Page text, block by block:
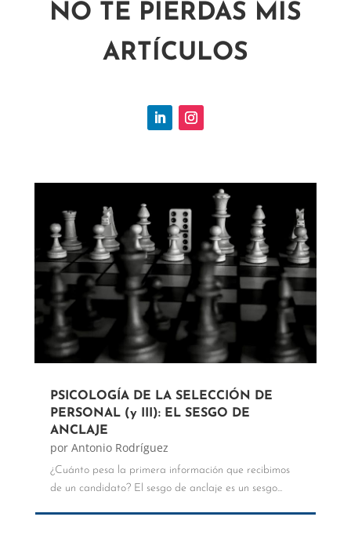
NO TE PIERDAS MIS
ARTÍCULOS
PSICOLOGÍA DE LA SELECCIÓN DE
PERSONAL (y III): EL SESGO DE
ANCLAJE
por Antonio Rodríguez
¿Cuánto pesa la primera información que recibimos
de un candidato? El sesgo de anclaje es un sesgo...